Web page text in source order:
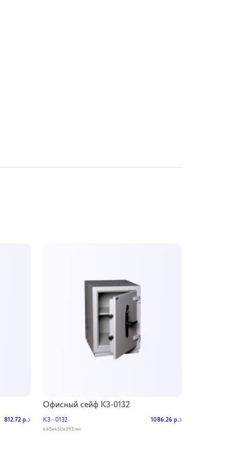
812.72 р.
Офисный сейф КЗ-0132
КЗ - 0132 1086.26 р.
645х450х395 мм